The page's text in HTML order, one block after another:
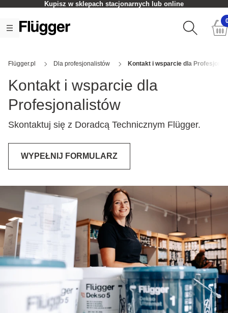
Kupisz w sklepach stacjonarnych lub online
Flügger.pl Dla profesjonalistów Kontakt i wsparcie dla
Kontakt i wsparcie dla
Profesjonalistów
Skontaktuj się z Doradcą Technicznym Flügger.
WYPEŁNIJ FORMULARZ